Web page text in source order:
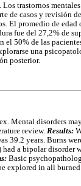
trastornos
de casos y revisión
El promedio de edad
fue del 27,2% de
50% de las
una
posterior.
Mental disorders
review. Results:
39.2 years. Burns
a bipolar
Basic
explored in all